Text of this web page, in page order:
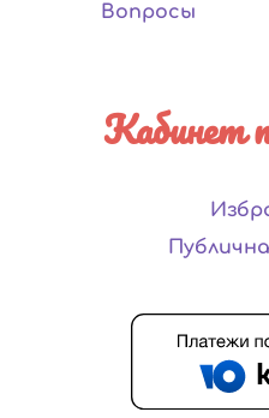
Вопросы
Кабинет